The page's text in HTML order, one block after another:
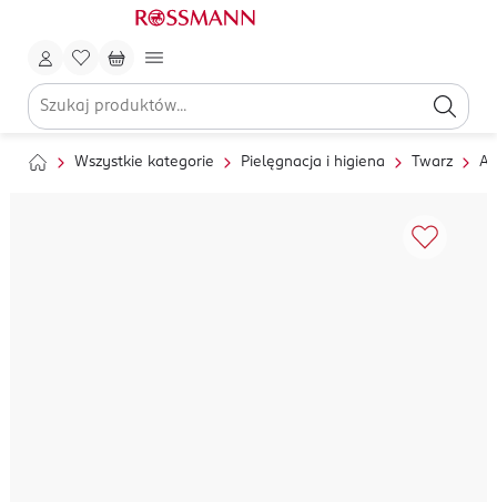
Wszystkie kategorie Pielęgnacja i higiena Twarz